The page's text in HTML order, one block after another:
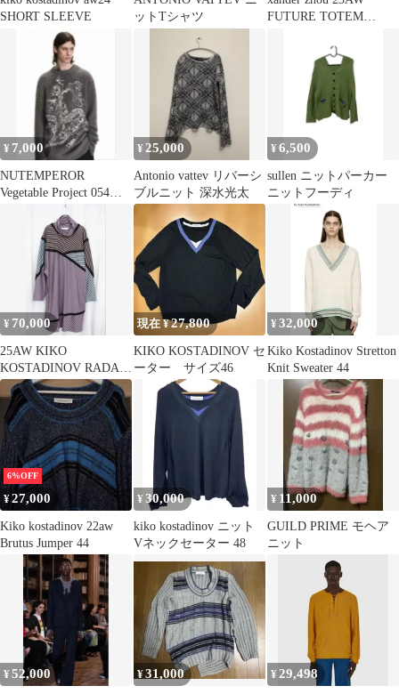
SHORT SLEEVE
ットTシャツ
FUTURE TOTEM
¥ 7,000
NUTEMPEROR
Vegetable Project 054モ
ヘアニット新鋭
¥ 25,000
Antonio vattev リバーシ
ブルニット 深水光太
¥6,500
sullen ニットパーカー
ニットフーディ
¥ 70,000
25AW KIKO
KOSTADINOV RADAY
JERSEY TUNIC
現在 ¥27,800
KIKO KOSTADINOV セ
ーター サイズ46
¥32,000
Kiko Kostadinov Stretton
Knit Sweater 44
6%OFF
¥27,000
Kiko kostadinov 22aw
Brutus Jumper 44
¥ 30,000
kiko kostadinov ニット
Vネックセーター 48
¥ 11,000
GUILD PRIME モヘア
ニット
¥52,000 ¥31,000 ¥29,498